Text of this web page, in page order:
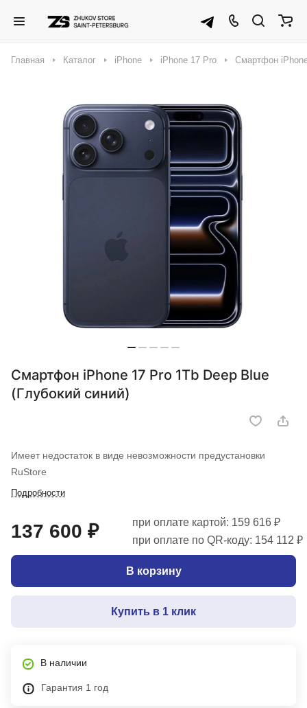
Главная Каталог iPhone iPhone 17 Pro Смартфон
Смартфон iPhone 17 Pro 1Tb Deep Blue
(Глубокий синий)
Имеет недостаток в виде невозможности предустановки
RuStore
Подробности
137 600 ₽
при оплате картой: 159 616 ₽
при оплате по QR-коду: 154 112 ₽
В корзину
Купить в 1 клик
В наличии
Гарантия 1 год